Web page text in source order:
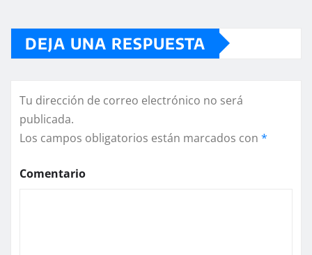
DEJA UNA RESPUESTA
Tu dirección de correo electrónico no será
publicada.
Los campos obligatorios están marcados con *
Comentario